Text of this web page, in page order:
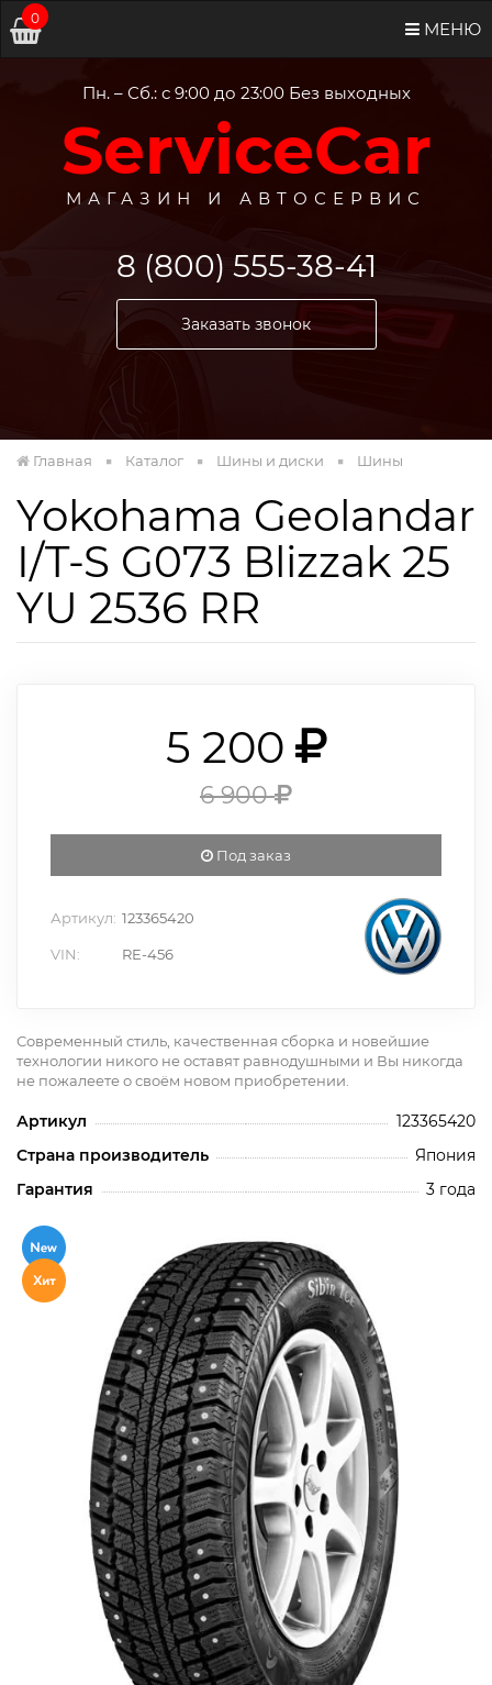
МЕНЮ
0
Пн. – Сб.: с 9:00 до 23:00 Без выходных
ServiceCar
МАГАЗИН И АВТОСЕРВИС
8 (800) 555-38-41
Заказать звонок
Главная Каталог Шины и диски Шины
Yokohama Geolandar
I/T-S G073 Blizzak 25
YU 2536 RR
5 200
6 900
Под заказ
Артикул: 123365420
VIN: RE-456
Современный стиль, качественная сборка и новейшие
технологии никого не оставят равнодушными и Вы никогда
не пожалеете о своём новом приобретении.
Артикул
123365420
Страна производитель
Япония
Гарантия
3 года